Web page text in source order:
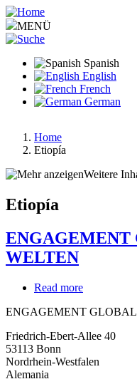
Pasar
al
contenido
MENÜ
Spanish
English
French
German
Ruta
de
Home
Etiopía
Weitere
Etiopía
ENGAGEMENT
WELTEN
Read more
GLOBAL
CHAT
WELTEN
ENGAGEMENT
Friedrich-Ebert-Allee 40
53113 Bonn
Nordrhein-Westfalen
Alemania